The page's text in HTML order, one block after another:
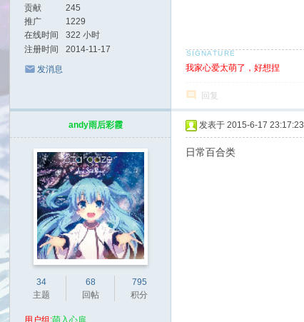
贡献
245
推广
1229
在线时间
322 小时
注册时间
2014-11-17
发消息 我家心爱太萌了，好想捏
回复
andy雨后彩霞
34
主题
68
回帖
795
积分
用户组:萌入心扉
发表于 2015-6-17 23:17:23
日常百合类